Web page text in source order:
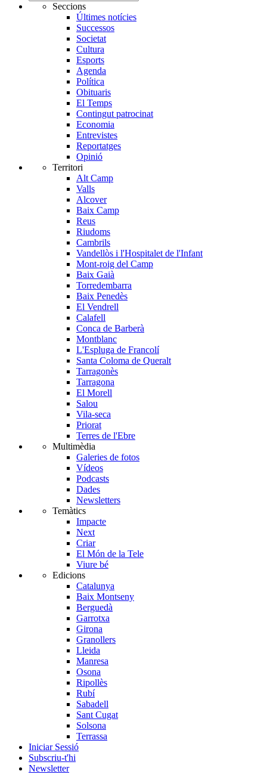
Seccions
Últimes notícies
Successos
Societat
Cultura
Esports
Agenda
Política
Obituaris
El Temps
Contingut patrocinat
Economia
Entrevistes
Reportatges
Opinió
Territori
Alt Camp
Valls
Alcover
Baix Camp
Reus
Riudoms
Cambrils
Vandellòs i l'Hospitalet de l'Infant
Mont-roig del Camp
Baix Gaià
Torredembarra
Baix Penedès
El Vendrell
Calafell
Conca de Barberà
Montblanc
L'Espluga de Francolí
Santa Coloma de Queralt
Tarragonès
Tarragona
El Morell
Salou
Vila-seca
Priorat
Terres de l'Ebre
Multimèdia
Galeries de fotos
Vídeos
Podcasts
Dades
Newsletters
Temàtics
Impacte
Next
Criar
El Món de la Tele
Viure bé
Edicions
Catalunya
Baix Montseny
Berguedà
Garrotxa
Girona
Granollers
Lleida
Manresa
Osona
Ripollès
Rubí
Sabadell
Sant Cugat
Solsona
Terrassa
Iniciar Sessió
Subscriu-t'hi
Newsletter